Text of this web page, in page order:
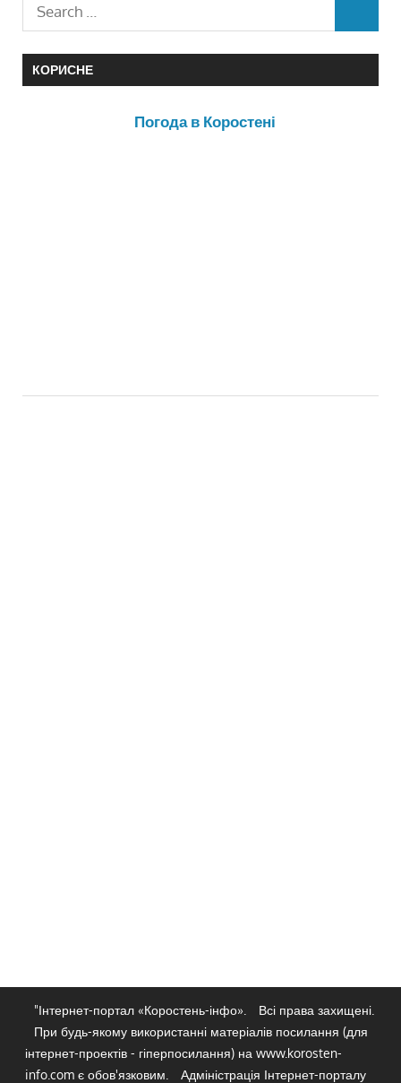
КОРИСНЕ
Погода в Коростені
"Інтернет-портал «Коростень-інфо».
Всі права захищені.
При будь-якому використанні матеріалів посилання (для
інтернет-проектів - гіперпосилання) на www.korosten-
info.com є обов'язковим.
Адміністрація Інтернет-порталу